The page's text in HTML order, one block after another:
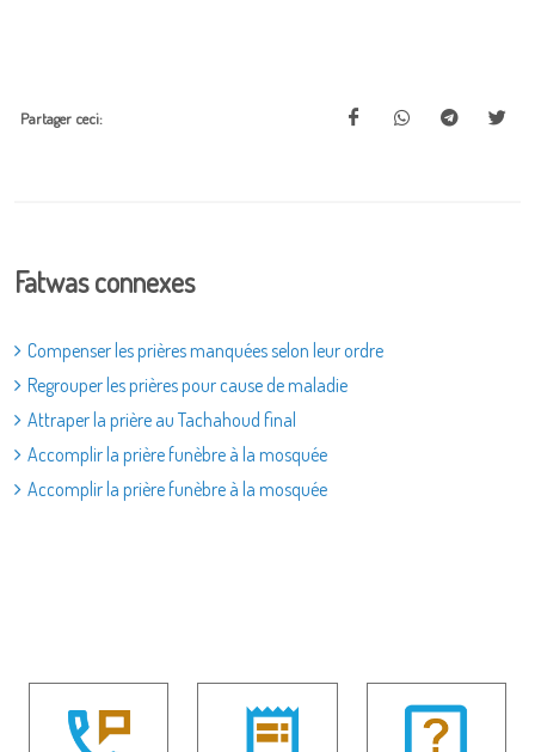
Partager ceci:
Fatwas connexes
Compenser les prières manquées selon leur ordre
Regrouper les prières pour cause de maladie
Attraper la prière au Tachahoud final
Accomplir la prière funèbre à la mosquée
Accomplir la prière funèbre à la mosquée